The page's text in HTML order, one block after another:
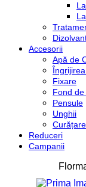
Accesorii
Apă de
Fixare
Fond
Pensule
Unghii
Reduceri
Campanii